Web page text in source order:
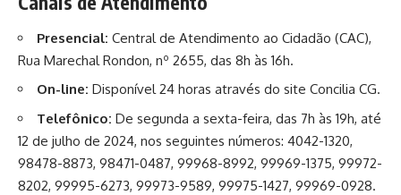
Presencial: Central de Atendimento ao Cidadão (CAC),
Rua Marechal Rondon, nº 2655, das 8h às 16h.
On-line: Disponível 24 horas através do site Concilia CG.
Telefônico: De segunda a sexta-feira, das 7h às 19h, até
12 de julho de 2024, nos seguintes números: 4042-1320,
98478-8873, 98471-0487, 99968-8992, 99969-1375, 99972-
8202, 99995-6273, 99973-9589, 99975-1427, 99969-0928.